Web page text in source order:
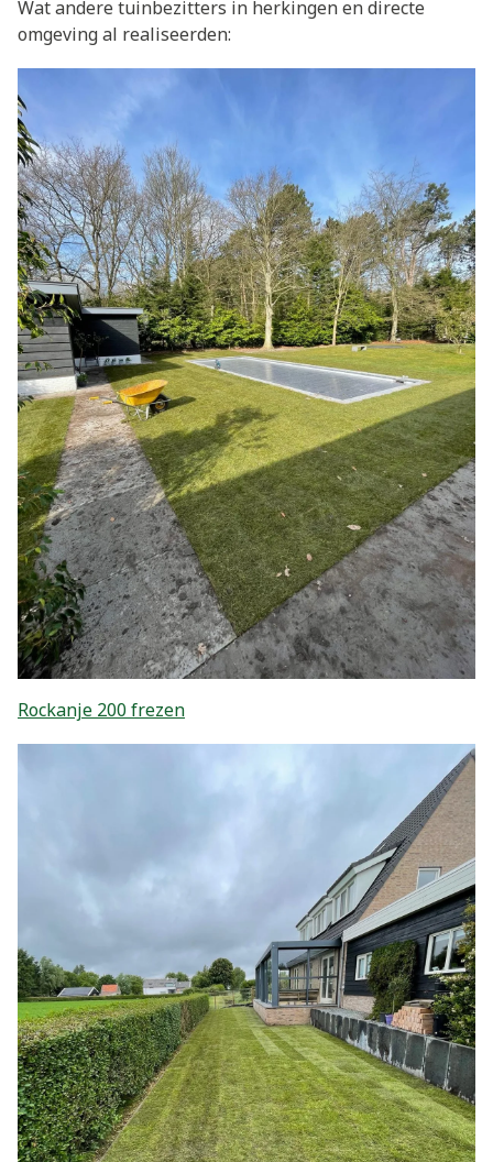
Wat andere tuinbezitters in herkingen en directe
omgeving al realiseerden:
Rockanje 200 frezen